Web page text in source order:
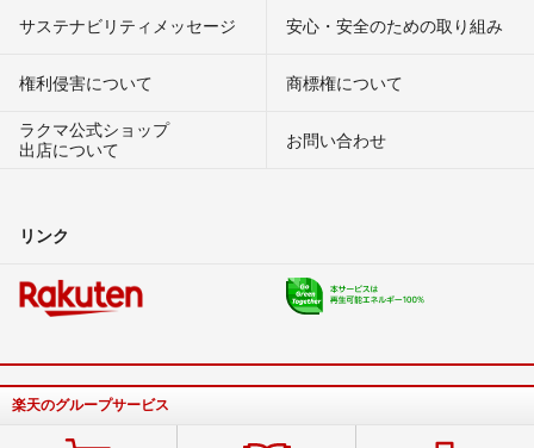
サステナビリティメッセージ 安心・安全のための取り組み
権利侵害について
商標権について
ラクマ公式ショップ
出店について
お問い合わせ
リンク
楽天のグループサービス